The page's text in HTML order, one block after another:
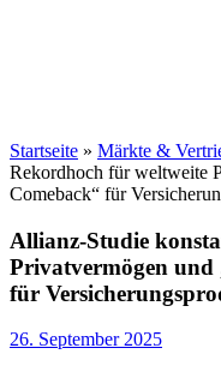
Startseite » Märkte &
Rekordhoch für weltweite
Comeback“ für
Allianz-Studie
Privatvermögen und
für
26. September 2025